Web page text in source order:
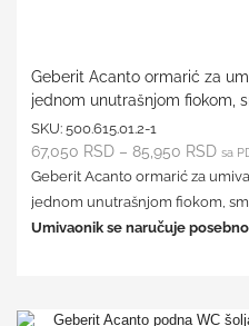
Geberit Acanto ormarić za
jednom unutrašnjom fiokom,
SKU: 500.615.01.2-1
67,050 RSD – 85,950 RSD sa
Geberit Acanto ormarić za
jednom unutrašnjom fiokom,
Umivaonik se naručuje